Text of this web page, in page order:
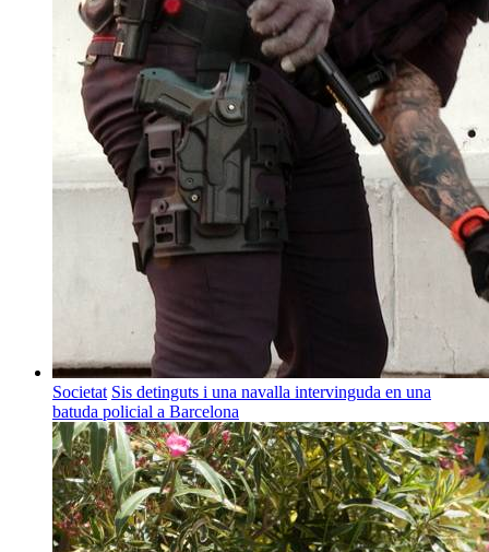
Societat Sis detinguts i una navalla intervinguda en una
batuda policial a Barcelona